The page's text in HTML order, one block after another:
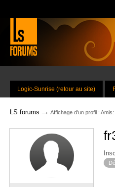
Logic-Sunrise (retour au site)
LS forums → Affichage d'un profil :